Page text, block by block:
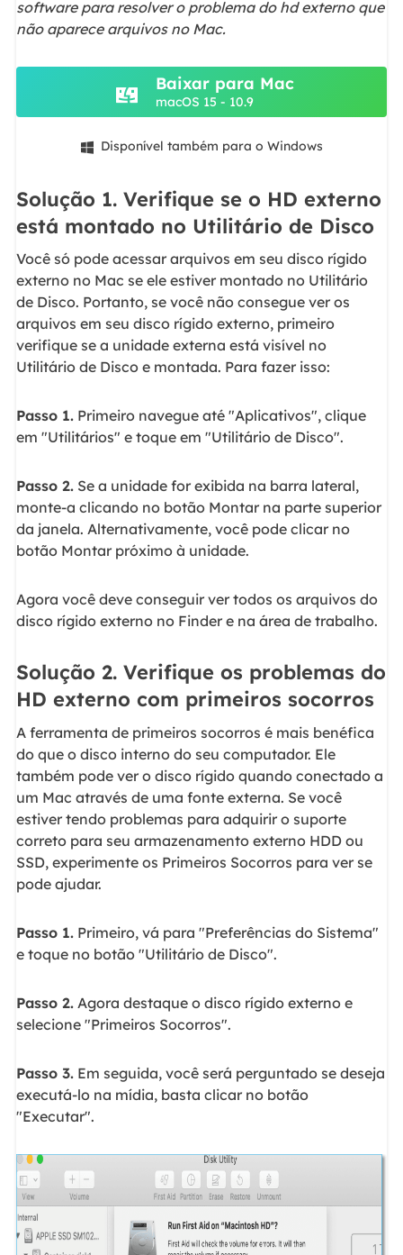
software para resolver o problema do hd externo que
não aparece arquivos no Mac.
Baixar para Mac
macOS 15 - 10.9
 Disponível também para o Windows
Solução 1. Verifique se o HD externo
está montado no Utilitário de Disco
Você só pode acessar arquivos em seu disco rígido
externo no Mac se ele estiver montado no Utilitário
de Disco. Portanto, se você não consegue ver os
arquivos em seu disco rígido externo, primeiro
verifique se a unidade externa está visível no
Utilitário de Disco e montada. Para fazer isso:
Passo 1.Primeiro navegue até "Aplicativos", clique
em "Utilitários" e toque em "Utilitário de Disco".
Passo 2.Se a unidade for exibida na barra lateral,
monte-a clicando no botão Montar na parte superior
da janela. Alternativamente, você pode clicar no
botão Montar próximo à unidade.
Agora você deve conseguir ver todos os arquivos do
disco rígido externo no Finder e na área de trabalho.
Solução 2. Verifique os problemas do
HD externo com primeiros socorros
A ferramenta de primeiros socorros é mais benéfica
do que o disco interno do seu computador. Ele
também pode ver o disco rígido quando conectado a
um Mac através de uma fonte externa. Se você
estiver tendo problemas para adquirir o suporte
correto para seu armazenamento externo HDD ou
SSD, experimente os Primeiros Socorros para ver se
pode ajudar.
Passo 1.Primeiro, vá para "Preferências do Sistema"
e toque no botão "Utilitário de Disco".
Passo 2.Agora destaque o disco rígido externo e
selecione "Primeiros Socorros".
Passo 3.Em seguida, você será perguntado se deseja
executá-lo na mídia, basta clicar no botão
"Executar".